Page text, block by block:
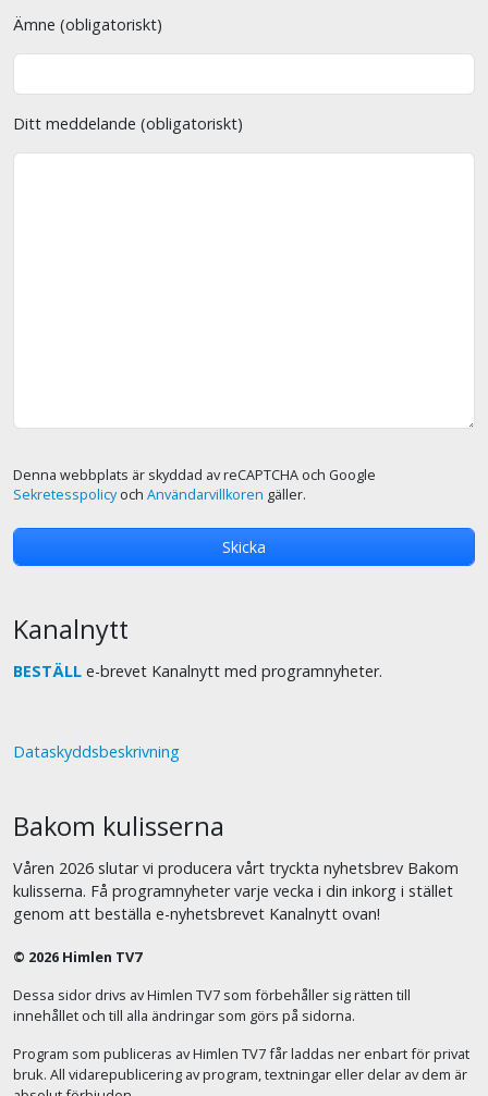
Ämne (obligatoriskt)
Ditt meddelande (obligatoriskt)
Denna webbplats är skyddad av reCAPTCHA och Google
Sekretesspolicyoch Användarvillkoren gäller.
Kanalnytt
BESTÄLL e-brevet Kanalnytt med programnyheter.
Dataskyddsbeskrivning
Bakom kulisserna
Våren 2026 slutar vi producera vårt tryckta nyhetsbrev Bakom
kulisserna. Få programnyheter varje vecka i din inkorg i stället
genom att beställa e-nyhetsbrevet Kanalnytt ovan!
© 2026 Himlen TV7
Dessa sidor drivs av Himlen TV7 som förbehåller sig rätten till
innehållet och till alla ändringar som görs på sidorna.
Program som publiceras av Himlen TV7 får laddas ner enbart för privat
bruk. All vidarepublicering av program, textningar eller delar av dem är